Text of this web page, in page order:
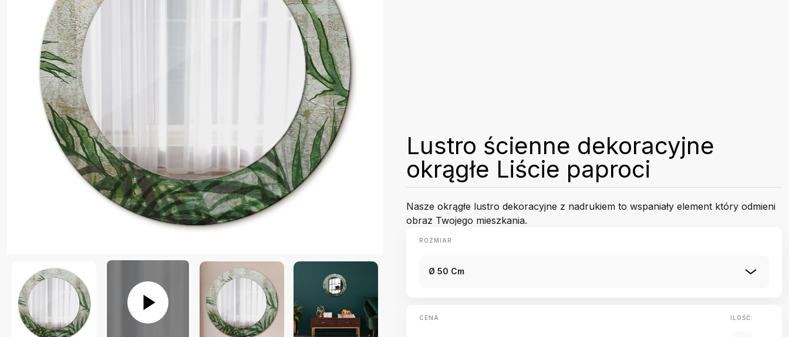
Lustro ścienne dekoracyjne
okrągłe Liście paproci
Nasze okrągłe lustro dekoracyjne z nadrukiem to wspaniały element który odmieni
obraz Twojego mieszkania.
ROZMIAR
Ø 50 Cm
CENA ILOŚĆ: